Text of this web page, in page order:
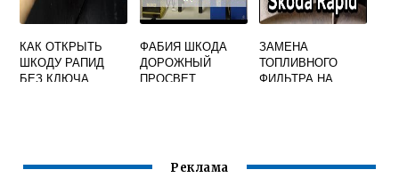
КАК ОТКРЫТЬ
ШКОДУ РАПИД
БЕЗ КЛЮЧА
ФАБИЯ ШКОДА
ДОРОЖНЫЙ
ПРОСВЕТ
ЗАМЕНА
ТОПЛИВНОГО
ФИЛЬТРА НА
Реклама